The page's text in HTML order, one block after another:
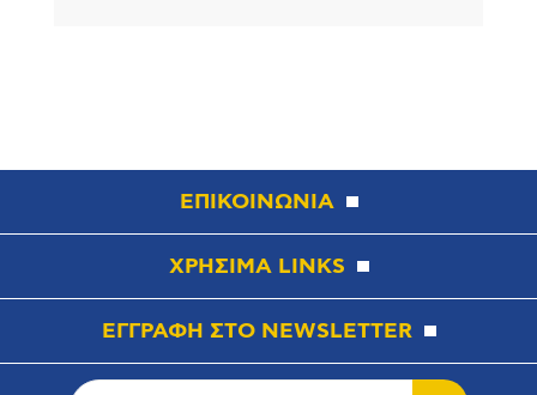
ΕΠΙΚΟΙΝΩΝΙΑ
ΧΡΗΣΙΜΑ LINKS
ΕΓΓΡΑΦΗ ΣΤΟ NEWSLETTER